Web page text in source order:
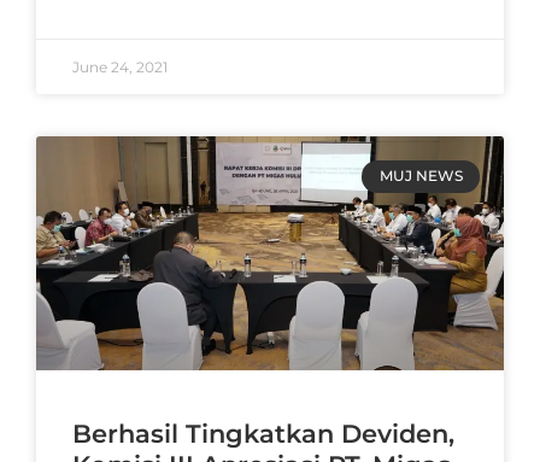
June 24, 2021
MUJ NEWS
Berhasil Tingkatkan Deviden,